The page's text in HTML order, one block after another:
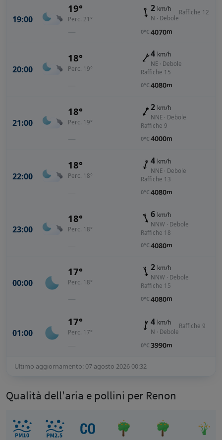
19:00
19°
Perc. 21°
—
2 km/h
N · Debole
Raffiche 12
0°C 4070m
20:00
18°
Perc. 19°
—
4 km/h
NE · Debole
Raffiche 15
0°C 4080m
21:00
18°
Perc. 19°
—
2 km/h
NNE · Debole
Raffiche 9
0°C 4000m
22:00
18°
Perc. 18°
—
4 km/h
NNE · Debole
Raffiche 13
0°C 4080m
23:00
18°
Perc. 18°
—
6 km/h
NNW · Debole
Raffiche 18
0°C 4080m
00:00
17°
Perc. 18°
—
2 km/h
NNW · Debole
Raffiche 15
0°C 4080m
01:00
17°
Perc. 17°
—
4 km/h
N · Debole
Raffiche 9
0°C 3990m
Ultimo aggiornamento: 07 agosto 2026 00:32
Qualità dell'aria e pollini per Renon